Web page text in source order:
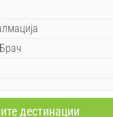
дестинации